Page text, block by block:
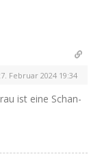
Februar 2024 19:34
ist eine Schan­